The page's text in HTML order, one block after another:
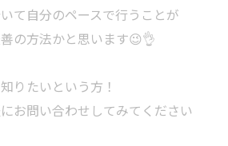
て自分のペースで行うことが
の方法かと思います😉👌
りたいという方！
お問い合わせしてみてください